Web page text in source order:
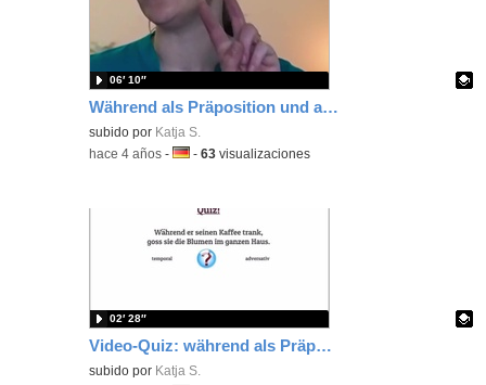
Während als Präposition und als temporaler und adversativer Konnektor
Contenido educativo.
subido por Katja S.
06′ 10″
-hace 4 años -Idioma:
-63 visualizaciones
Video-Quiz: während als Präposition und als temporaler und adversativer Konnektor
Contenido educativo.
subido por Katja S.
02′ 28″